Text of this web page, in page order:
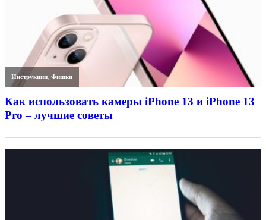
Инструкции,Фишки
Как использовать камеры iPhone 13 и iPhone 13
Pro – лучшие советы